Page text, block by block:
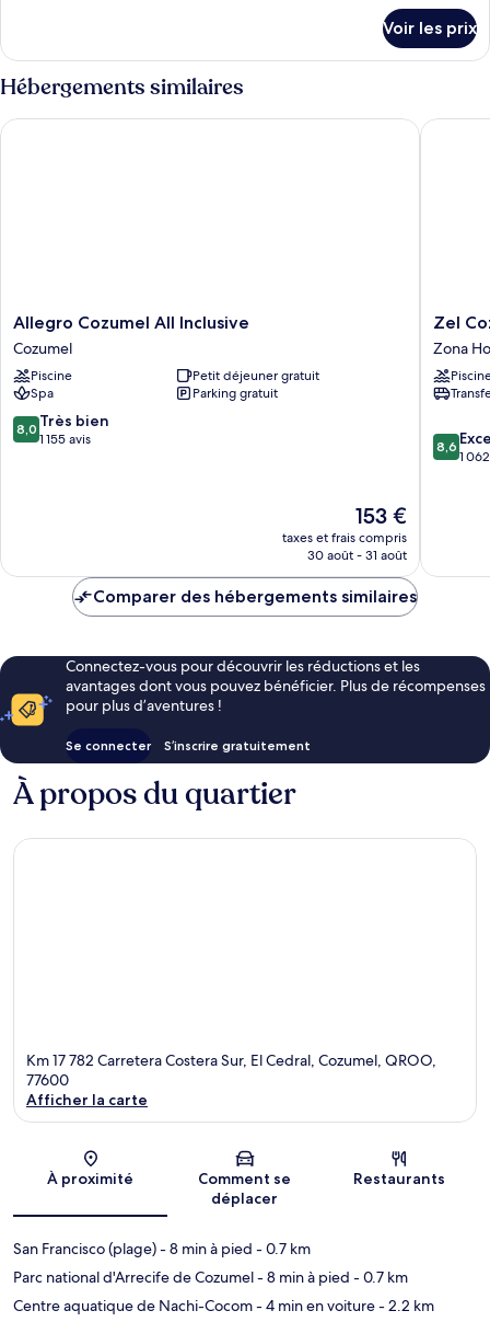
Wellness)
le
type
de
Chambre
Voir les prix
Hébergements similaires
Allegro
Cozumel
All
Inclusive
Cozumel
Allegro Cozumel All Inclusive
Cozumel
Piscine
Petit déjeuner gratuit
Spa
Parking gratuit
8.0
sur
8,0 Très bien
1 155 avis
Le
nouveau
prix
de
153 €
taxes et frais compris
30 août - 31 août
Allegro Cozumel All Inclusive
Zel
Cozumel
Zona
Hotelera
Norte
Zel
Zona
8.6
sur
8,6
1
Zel
Comparer des hébergements similaires
Connectez-vous pour découvrir les réductions et les
avantages dont vous pouvez bénéficier. Plus de récompenses
pour plus d’aventures !
Se connecter S’inscrire gratuitement
À propos du quartier
Km 17 782 Carretera Costera Sur, El Cedral, Cozumel, QROO,
77600
Afficher la carte
À proximité
Comment se
déplacer
Restaurants
San Francisco (plage)- 8 min à pied - 0.7 km
Parc national d'Arrecife de Cozumel- 8 min à pied - 0.7 km
Centre aquatique de Nachi-Cocom- 4 min en voiture- 2.2 km